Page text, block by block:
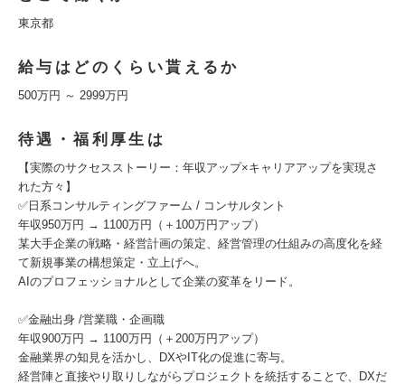
東京都
給与はどのくらい貰えるか
500万円 ～ 2999万円
待遇・福利厚生は
【実際のサクセスストーリー：年収アップ×キャリアアップを実現さ
れた方々】
✅️日系コンサルティングファーム / コンサルタント
年収950万円 → 1100万円（＋100万円アップ）
某大手企業の戦略・経営計画の策定、経営管理の仕組みの高度化を経
て新規事業の構想策定・立上げへ。
AIのプロフェッショナルとして企業の変革をリード。
✅️金融出身 /営業職・企画職
年収900万円 → 1100万円（＋200万円アップ）
金融業界の知見を活かし、DXやIT化の促進に寄与。
経営陣と直接やり取りしながらプロジェクトを統括することで、DXだ